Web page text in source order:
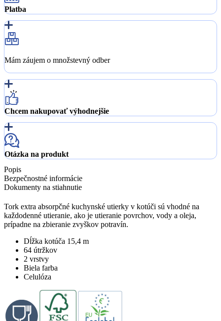
Platba
Mám záujem o množstevný odber
Chcem nakupovať výhodnejšie
Otázka na produkt
Popis
Bezpečnostné informácie
Dokumenty na stiahnutie
Tork extra absorpčné kuchynské utierky v kotúči sú vhodné na
každodenné utieranie, ako je utieranie povrchov, vody a oleja,
prípadne na zbieranie zvyškov potravín.
Dĺžka kotúča 15,4 m
64 útržkov
2 vrstvy
Biela farba
Celulóza